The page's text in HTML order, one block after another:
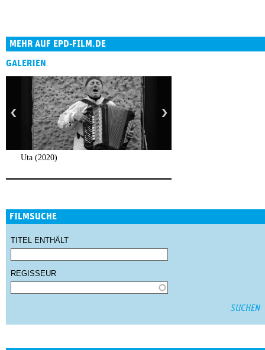
MEHR AUF EPD-FILM.DE
GALERIEN
Uta (2020)
FILMSUCHE
TITEL ENTHÄLT
REGISSEUR